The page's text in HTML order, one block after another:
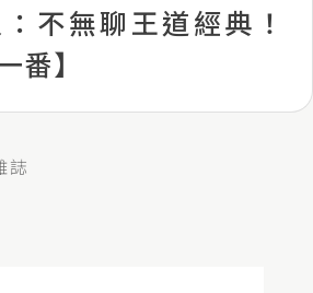
：不無聊王道經典！
番】
誌